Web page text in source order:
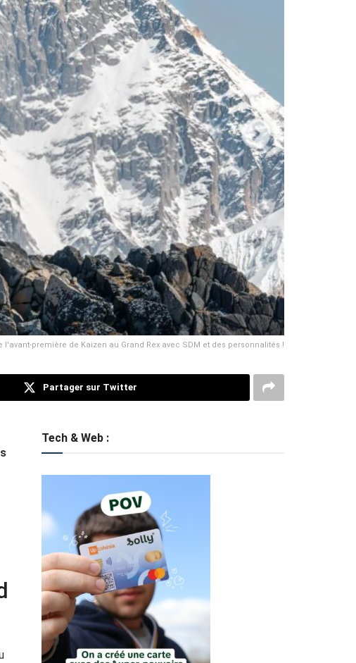
l'avant-première de Kaizen au Grand Rex avec SDM et des personnalités !
Partager sur Twitter
Tech & Web :